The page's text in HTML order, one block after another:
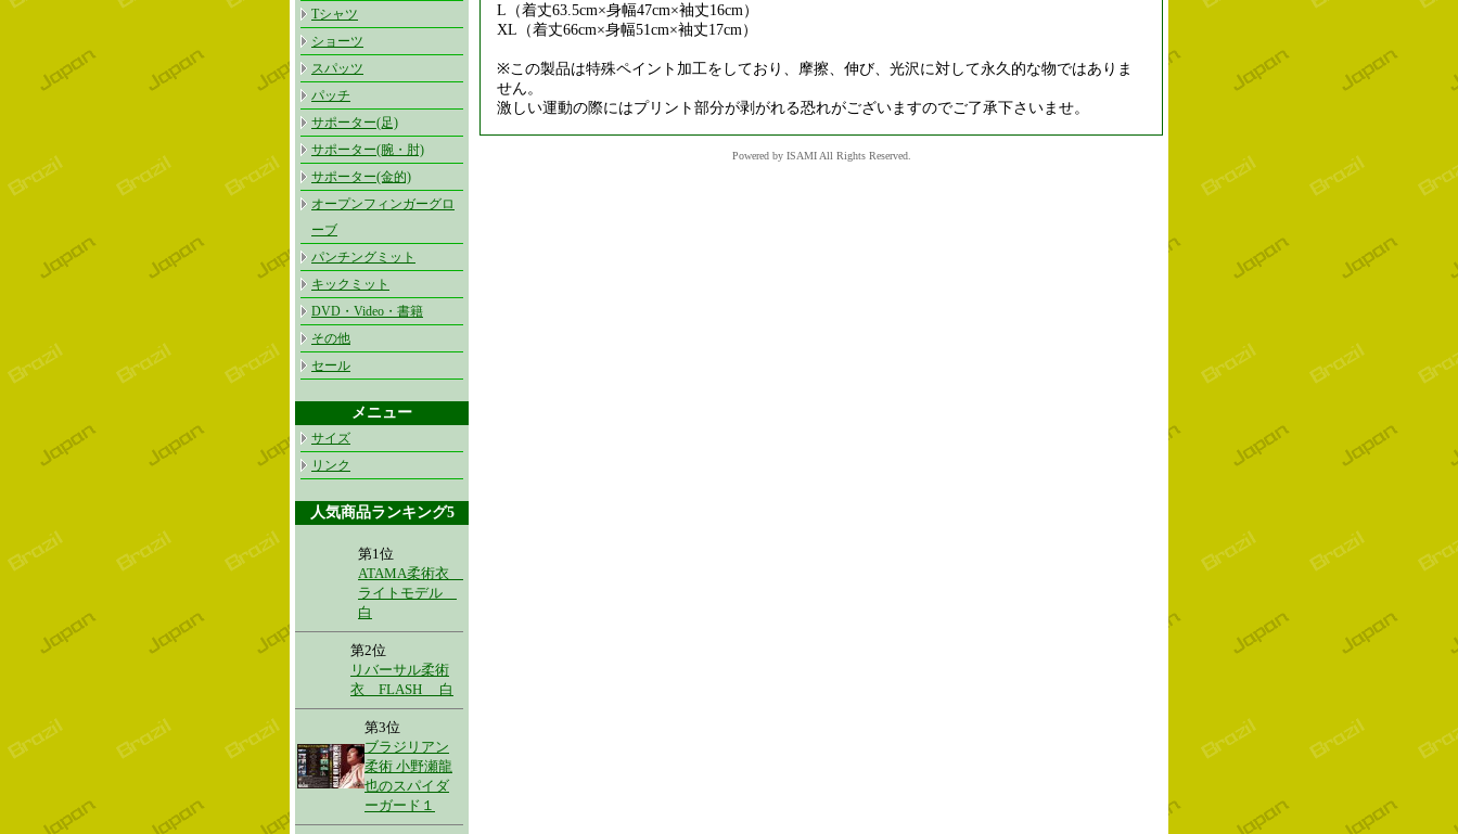
Tシャツ
ショーツ
スパッツ
パッチ
サポーター(足)
サポーター(腕・肘)
サポーター(金的)
オープンフィンガーグロ
ーブ
パンチングミット
キックミット
DVD・Video・書籍
その他
セール
メニュー
サイズ
リンク
人気商品ランキング5
第1位
ATAMA柔術衣
ライトモデル
白
第2位
リバーサル柔術
衣 FLASH 白
第3位
ブラジリアン
柔術 小野瀬龍
也のスパイダ
ーガード１
L（着丈63.5cm×身幅47cm×袖丈16cm）
XL（着丈66cm×身幅51cm×袖丈17cm）
※この製品は特殊ペイント加工をしており、摩擦、伸び、光沢に対して永久的な物ではありま
せん。
激しい運動の際にはプリント部分が剥がれる恐れがございますのでご了承下さいませ。
Powered by ISAMI All Rights Reserved.